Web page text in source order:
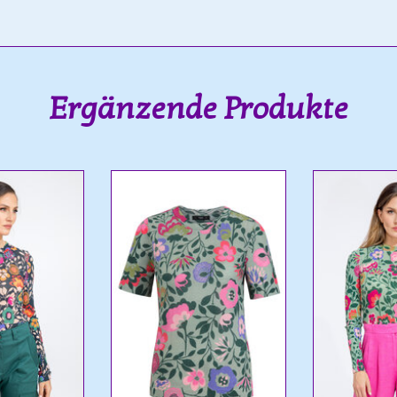
Ergänzende Produkte